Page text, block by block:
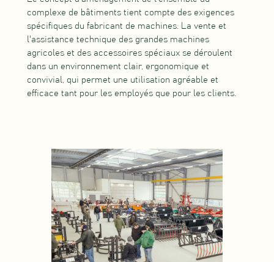
complexe de bâtiments tient compte des exigences
spécifiques du fabricant de machines. La vente et
l'assistance technique des grandes machines
agricoles et des accessoires spéciaux se déroulent
dans un environnement clair, ergonomique et
convivial, qui permet une utilisation agréable et
efficace tant pour les employés que pour les clients.